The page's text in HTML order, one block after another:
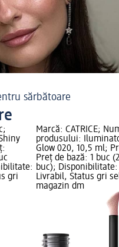
sărbătoare
gri
Marcă: CATRICE;
produsului:
Glow 020, 10,5 ml;
Preț de bază: 1 buc
buc);
Livrabil, Status gri
magazin dm